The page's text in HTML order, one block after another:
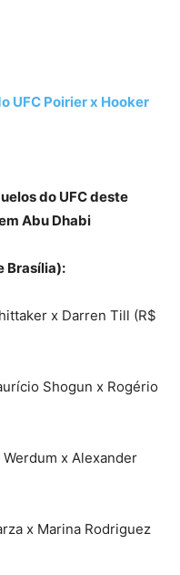
UFC Poirier x Hooker
do UFC deste
Abu Dhabi
Brasília):
x Darren Till (R$
Shogun x Rogério
x Alexander
x Marina Rodriguez